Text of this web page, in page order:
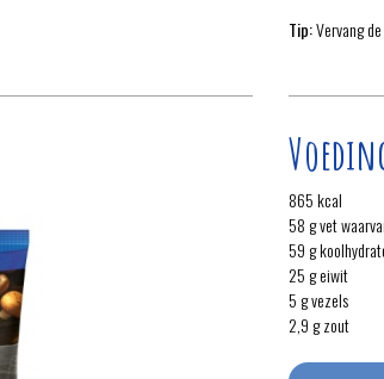
Tip:Vervang
865 kcal
58 g vet
59 g
25 g eiwit
5 g vezels
2,9 g zout